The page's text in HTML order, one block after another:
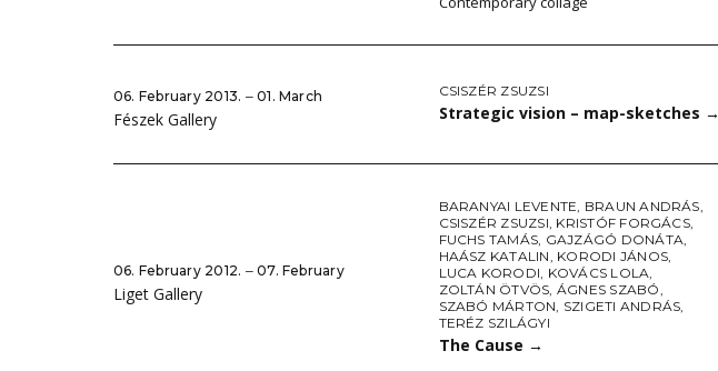
06. February 2013. ‒ 01. March
Fészek Gallery
CSISZÉR ZSUZSI
Strategic vision – map-sketches →
06. February 2012. ‒ 07. February
Liget Gallery
BARANYAI LEVENTE, BRAUN ANDRÁS,
CSISZÉR ZSUZSI, KRISTÓF FORGÁCS,
FUCHS TAMÁS, GAJZÁGÓ DONÁTA,
HAÁSZ KATALIN, KORODI JÁNOS,
LUCA KORODI, KOVÁCS LOLA,
ZOLTÁN ÖTVÖS, ÁGNES SZABÓ,
SZABÓ MÁRTON, SZIGETI ANDRÁS,
TERÉZ SZILÁGYI
The Cause →